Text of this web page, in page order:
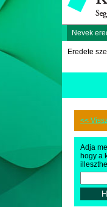
Nevek
Eredete
<<
Adja
hogy a